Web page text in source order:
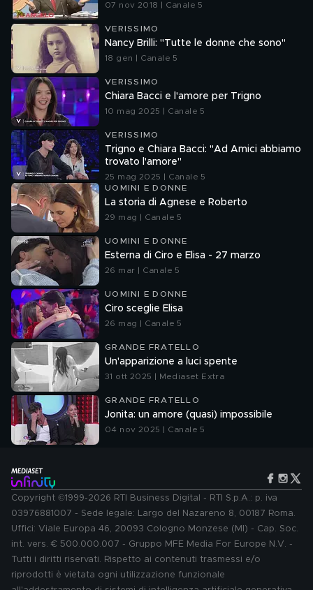
07 nov 2018 | Canale 5
VERISSIMO
Nancy Brilli: "Tutte le donne che sono"
18 gen | Canale 5
VERISSIMO
Chiara Bacci e l'amore per Trigno
10 mag 2025 | Canale 5
VERISSIMO
Trigno e Chiara Bacci: "Ad Amici abbiamo
trovato l'amore"
25 mag 2025 | Canale 5
UOMINI E DONNE
La storia di Agnese e Roberto
29 mag | Canale 5
UOMINI E DONNE
Esterna di Ciro e Elisa - 27 marzo
26 mar | Canale 5
UOMINI E DONNE
Ciro sceglie Elisa
26 mag | Canale 5
GRANDE FRATELLO
Un'apparizione a luci spente
31 ott 2025 | Mediaset Extra
GRANDE FRATELLO
Jonita: un amore (quasi) impossibile
04 nov 2025 | Canale 5
Copyright ©1999-2026 RTI Business Digital - RTI S.p.A.: p. iva
03976881007 - Sede legale: Largo del Nazareno 8, 00187 Roma.
Uffici: Viale Europa 46, 20093 Cologno Monzese (MI) - Cap. Soc.
int. vers. € 500.000.007 - Gruppo MFE Media For Europe N.V. -
Tutti i diritti riservati. Rispetto ai contenuti trasmessi e/o
riprodotti è vietata ogni utilizzazione funzionale